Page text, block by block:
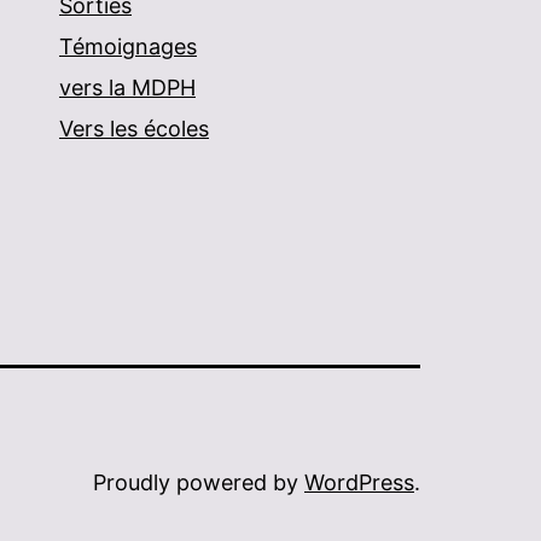
Témoignages
vers la MDPH
Vers les écoles
Proudly powered by WordPress.